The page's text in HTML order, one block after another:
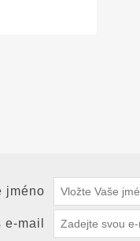
jméno
e-mail